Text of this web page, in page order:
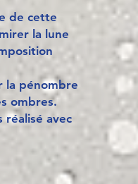
de cette
la lune
la pénombre
ombres.
réalisé avec